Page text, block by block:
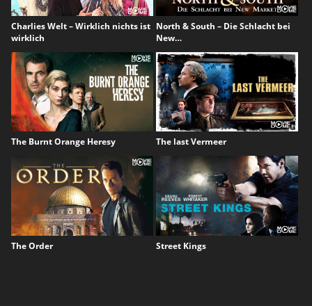
Charlies Welt – Wirklich nichts ist
wirklich
North & South – Die Schlacht bei
New…
The Burnt Orange Heresy The last Vermeer
The Order Street Kings